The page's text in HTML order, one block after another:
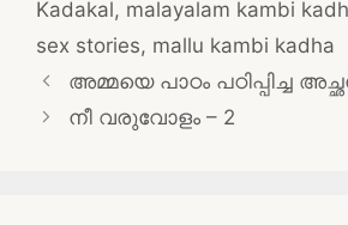
Kadakal, malayalam kambi
sex stories, mallu kambi kadha
Post
navigation
അമ്മയെ പാഠം പഠിപ്പിച്ച
നീ വരുവോളം – 2